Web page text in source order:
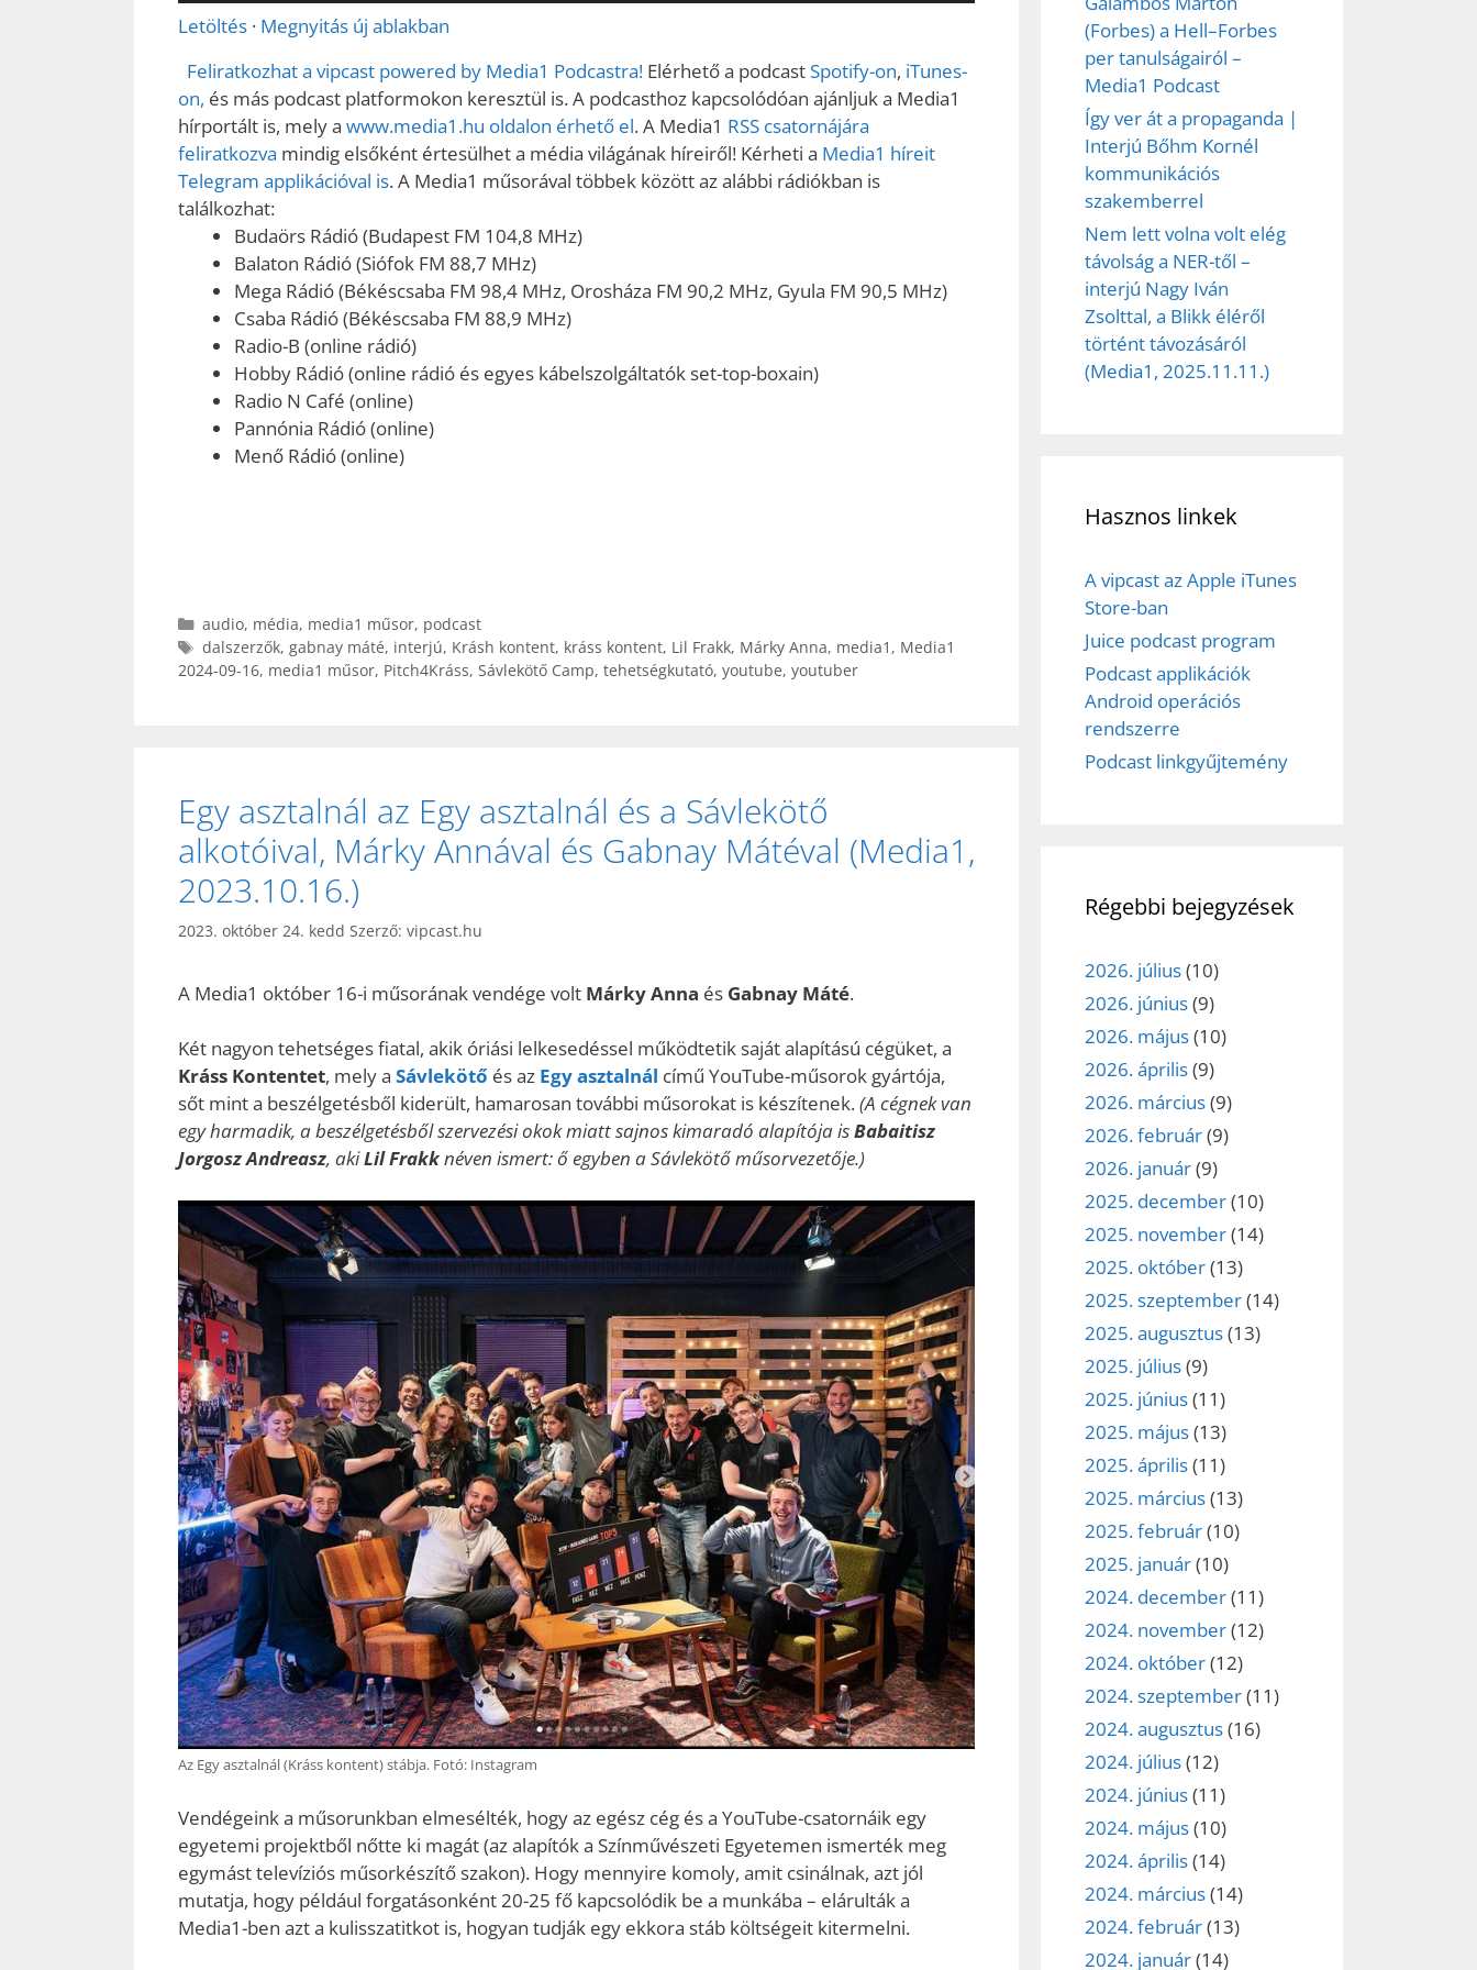
csökkentéséhez
a
billentyűket
Letöltés · Megnyitás új ablakban
Feliratkozhat a vipcast powered by Media1 Podcastra! Elérhető a podcastSpotify-on, iTunes-
on, és más podcast platformokon keresztül is. A podcasthoz kapcsolódóan ajánljuk a Media1
hírportált is, mely a www.media1.hu oldalon érhető el. A Media1 RSS csatornájára
feliratkozva mindig elsőként értesülhet a média világának híreiről! Kérheti a Media1 híreit
Telegram applikációval is. A Media1 műsorával többek között az alábbi rádiókban is
találkozhat:
Budaörs Rádió (Budapest FM 104,8 MHz)
Balaton Rádió (Siófok FM 88,7 MHz)
Mega Rádió (Békéscsaba FM 98,4 MHz, Orosháza FM 90,2 MHz, Gyula FM 90,5 MHz)
Csaba Rádió (Békéscsaba FM 88,9 MHz)
Radio-B (online rádió)
Hobby Rádió (online rádió és egyes kábelszolgáltatók set-top-boxain)
Radio N Café (online)
Pannónia Rádió (online)
Menő Rádió (online)
Kategória
audio, média, media1 műsor, podcast
Címkék
dalszerzők, gabnay máté, interjú, Krásh kontent, kráss kontent, Lil Frakk, Márky Anna, media1 , Media1
2024-09-16, media1 műsor, Pitch4Kráss, Sávlekötő Camp, tehetségkutató, youtube, youtuber
Egy asztalnál az Egy asztalnál és a Sávlekötő
alkotóival, Márky Annával és Gabnay Mátéval (Media1,
2023.10.16.)
2023. október 24. kedd Szerző: vipcast.hu
A Media1 október 16-i műsorának vendége volt Márky Anna és Gabnay Máté.
Két nagyon tehetséges fiatal, akik óriási lelkesedéssel működtetik saját alapítású cégüket, a
Kráss Kontentet, mely a Sávlekötő és az Egy asztalnál című YouTube-műsorok gyártója,
sőt mint a beszélgetésből kiderült, hamarosan további műsorokat is készítenek.(A cégnek van
egy harmadik, a beszélgetésből szervezési okok miatt sajnos kimaradó alapítója isBabaitisz
Jorgosz Andreasz, akiLil Frakknéven ismert: ő egyben a Sávlekötő műsorvezetője.)
Az Egy asztalnál (Kráss kontent) stábja. Fotó: Instagram
Vendégeink a műsorunkban elmesélték, hogy az egész cég és a YouTube-csatornáik egy
egyetemi projektből nőtte ki magát (az alapítók a Színművészeti Egyetemen ismerték meg
egymást televíziós műsorkészítő szakon). Hogy mennyire komoly, amit csinálnak, azt jól
mutatja, hogy például forgatásonként 20-25 fő kapcsolódik be a munkába – elárulták a
Media1-ben azt a kulisszatitkot is, hogyan tudják egy ekkora stáb költségeit kitermelni.
(Forbes) a Hell–Forbes
per tanulságairól –
Media1 Podcast
Így ver át a propaganda |
Interjú Bőhm Kornél
kommunikációs
szakemberrel
Nem lett volna volt elég
távolság a NER-től –
interjú Nagy Iván
Zsolttal, a Blikk éléről
történt távozásáról
(Media1, 2025.11.11.)
Hasznos linkek
A vipcast az Apple iTunes
Store-ban
Juice podcast program
Podcast applikációk
Android operációs
rendszerre
Podcast linkgyűjtemény
Régebbi bejegyzések
2026. július(10)
2026. június(9)
2026. május(10)
2026. április(9)
2026. március(9)
2026. február(9)
2026. január(9)
2025. december(10)
2025. november(14)
2025. október(13)
2025. szeptember(14)
2025. augusztus(13)
2025. július(9)
2025. június(11)
2025. május(13)
2025. április(11)
2025. március(13)
2025. február(10)
2025. január(10)
2024. december(11)
2024. november(12)
2024. október(12)
2024. szeptember(11)
2024. augusztus(16)
2024. július(12)
2024. június(11)
2024. május(10)
2024. április(14)
2024. március(14)
2024. február(13)
2024. január(14)